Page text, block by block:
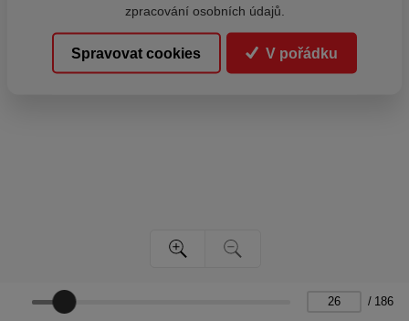
/ 186
zpracování osobních údajů.
Spravovat cookies V pořádku